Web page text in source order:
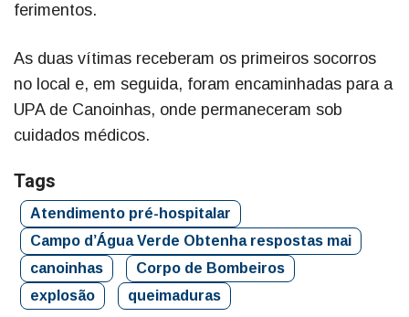
ferimentos.
As duas vítimas receberam os primeiros socorros
no local e, em seguida, foram encaminhadas para a
UPA de Canoinhas, onde permaneceram sob
cuidados médicos.
Tags
Atendimento pré-hospitalar
Campo d’Água Verde Obtenha respostas mai
canoinhas
Corpo de Bombeiros
explosão
queimaduras